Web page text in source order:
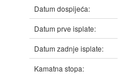
Datum dospijeća:
Datum prve isplate:
Datum zadnje isplate:
Kamatna stopa: